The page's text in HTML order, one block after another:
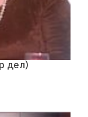
дел)